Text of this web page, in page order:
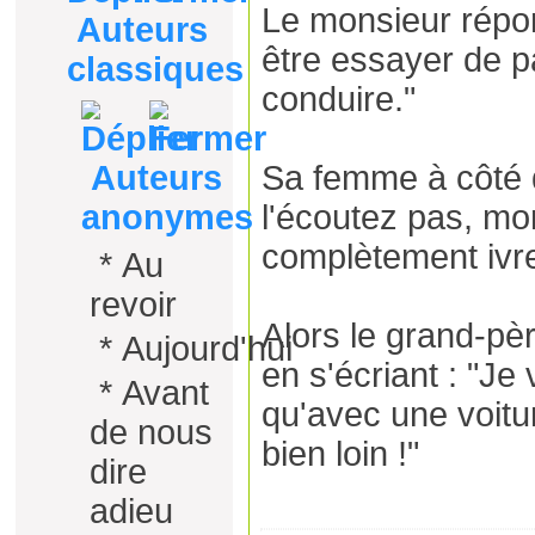
Auteurs
classiques
Auteurs
anonymes
* Au
revoir
* Aujourd'hui
* Avant
de nous
dire
adieu
Le monsieur
être essayer de
conduire."
Sa femme à côté
l'écoutez pas,
complètement
Alors le grand-
en s'écriant : "Je
qu'avec une
bien loin !"